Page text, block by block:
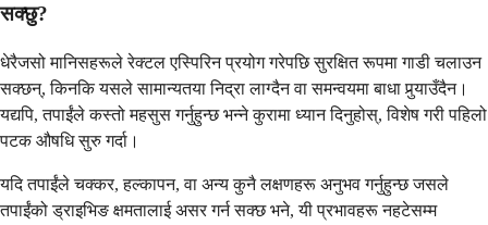
सक्छु?
धेरैजसो मानिसहरूले रेक्टल एस्पिरिन प्रयोग गरेपछि सुरक्षित रूपमा गाडी चलाउन
सक्छन्, किनकि यसले सामान्यतया निद्रा लाग्दैन वा समन्वयमा बाधा पुर्‍याउँदैन।
यद्यपि, तपाईंले कस्तो महसुस गर्नुहुन्छ भन्ने कुरामा ध्यान दिनुहोस्, विशेष गरी पहिलो
पटक औषधि सुरु गर्दा।
यदि तपाईंले चक्कर, हल्कापन, वा अन्य कुनै लक्षणहरू अनुभव गर्नुहुन्छ जसले
तपाईंको ड्राइभिङ क्षमतालाई असर गर्न सक्छ भने, यी प्रभावहरू नहटेसम्म